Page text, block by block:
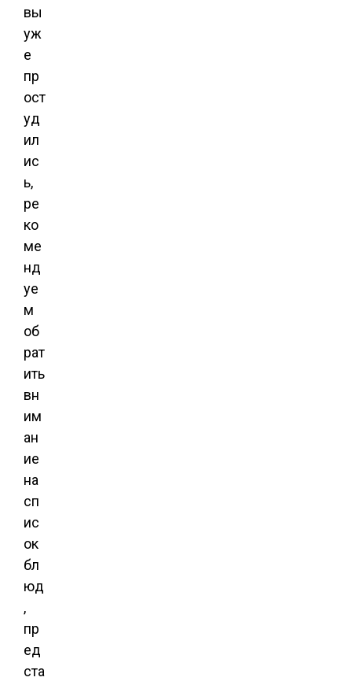
вы
уж
е
пр
ост
уд
ил
ис
ь,
ре
ко
ме
нд
уе
м
об
рат
ить
вн
им
ан
ие
на
сп
ис
ок
бл
юд
,
пр
ед
ста